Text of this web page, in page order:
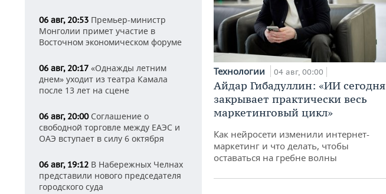
06 авг, 20:53 Премьер-министр
Монголии примет участие в
Восточном экономическом форуме
06 авг, 20:17 «Однажды летним
днем» уходит из театра Камала
после 13 лет на сцене
06 авг, 20:00Соглашение о
свободной торговле между ЕАЭС и
ОАЭ вступает в силу 6 октября
06 авг, 19:12 В Набережных Челнах
представили нового председателя
городского суда
Технологии 04 авг, 00:00
Айдар Гибадуллин: «ИИ сегодня
закрывает практически весь
маркетинговый цикл»
Как нейросети изменили интернет-
маркетинг и что делать, чтобы
оставаться на гребне волны